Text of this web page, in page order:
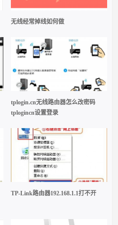
无线经常掉线如何做
tplogin.cn无线路由器怎么改密码
tplogincn设置登录
TP-Link路由器192.168.1.1打不开